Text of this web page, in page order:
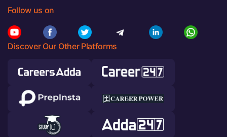
Follow us on
Discover Our Other Platforms